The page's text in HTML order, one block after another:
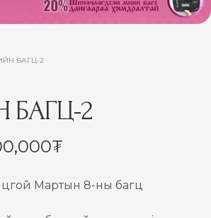
БАГЦ-2
БАГЦ-2
₮
100,000₮.
онцгой Мартын 8-ны багц